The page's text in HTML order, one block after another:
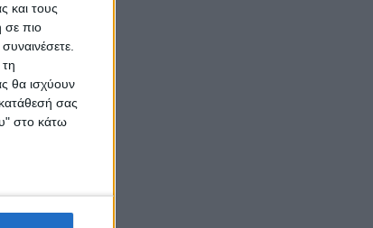
και τους
σε πιο
θα ισχύουν
σας
στο κάτω